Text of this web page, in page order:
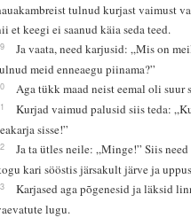
tulnud kurjast vaimust
et keegi ei saanud käia seda teed.
Ja vaata, need karjusid: „Mis on
meid enneaegu piinama?”
Aga tükk maad neist eemal oli suur
Kurjad vaimud palusid siis teda:
sisse!”
Ja ta ütles neile: „Minge!” Siis
kari sööstis järsakult järve ja
Karjased aga põgenesid ja läksid
lugu.